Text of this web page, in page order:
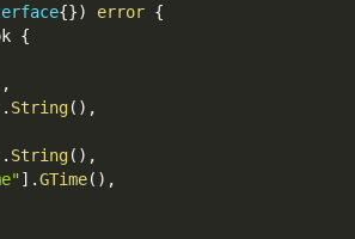
{}) error {
{
,
. String( ) ,
. String( ) ,
] .GTime( ) ,